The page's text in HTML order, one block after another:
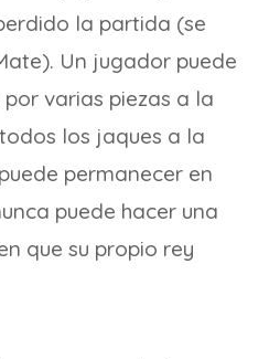
la partida (se
Un jugador puede
varias piezas a la
los jaques a la
permanecer en
puede hacer una
que su propio rey